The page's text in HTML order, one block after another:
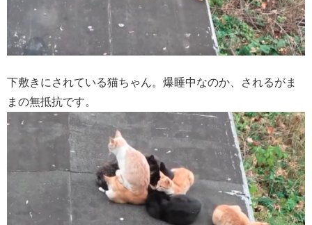
下敷きにされている猫ちゃん。爆睡中なのか、されるがま
まの無抵抗です。